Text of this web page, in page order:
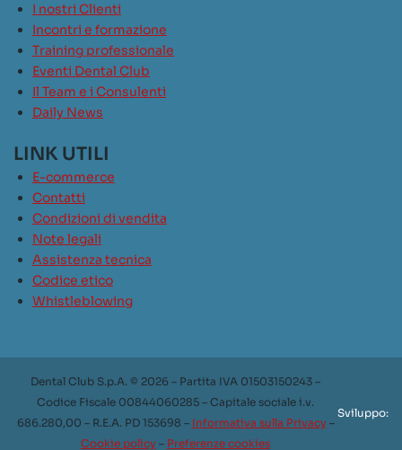
I nostri Clienti
Incontri e formazione
Training professionale
Eventi Dental Club
Il Team e i Consulenti
Daily News
LINK UTILI
E-commerce
Contatti
Condizioni di vendita
Note legali
Assistenza tecnica
Codice etico
Whistleblowing
Dental Club S.p.A. © 2026 – Partita IVA 01503150243 –
Codice Fiscale 00844060285 – Capitale sociale i.v.
686.280,00 – R.E.A. PD 153698 – Informativa sulla Privacy –
Cookie policy – Preferenze cookies
Sviluppo: